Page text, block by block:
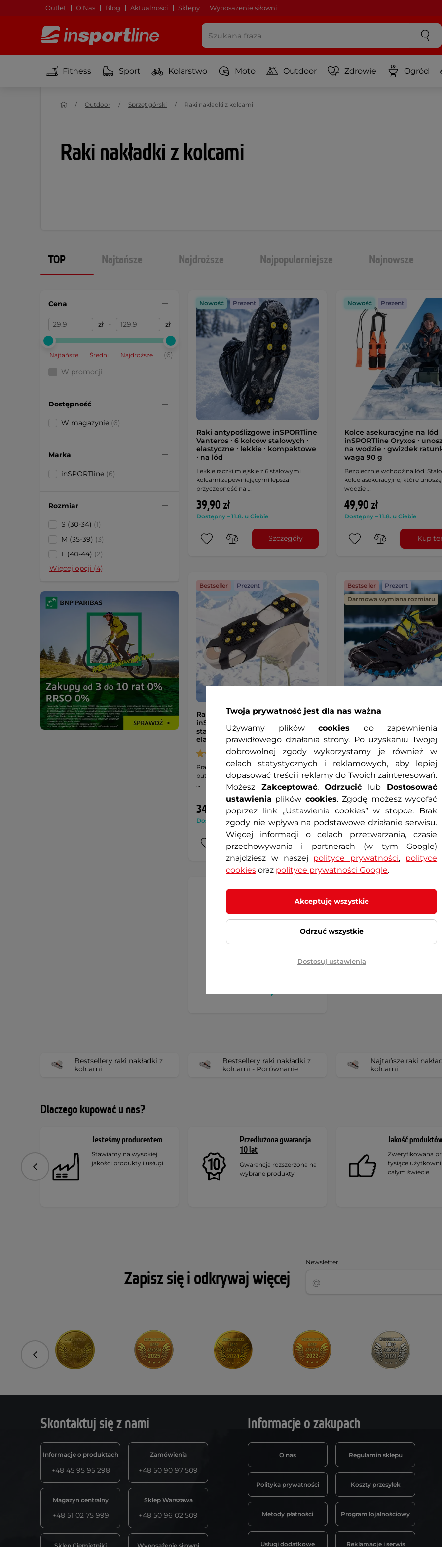
Outlet O Nas Blog Aktualności Sklepy Wyposażenie siłowni
Fitness Sport Kolarstwo Moto Outdoor Zdrowie Ogród
Raki nakładki z kolcami
Outdoor Sprzęt górski Raki nakładki z kolcami
TOP Najtańsze Najdroższe Najpopularniejsze Najnowsze
Cena
zł - zł
Najtańsze Średni Najdroższe
(6)
W promocji
Dostępność
W magazynie (6)
Marka
inSPORTline (6)
Rozmiar
S (30-34) (1)
M (35-39) (3)
L (40-44) (2)
Więcej opcji (4)
Nowość Prezent
Raki antypoślizgowe inSPORTline
Vanteros ∙ 6 kolców stalowych ∙
elastyczne ∙ lekkie ∙ kompaktowe
∙ na lód
Lekkie raczki miejskie z 6 stalowymi
kolcami zapewniającymi lepszą
przyczepność na …
39,90 zł
Dostępny – 11.8. u Ciebie
Szczegóły
Nowość Prezent
Kolce asekuracyjne na lód
inSPORTline Oryxos ∙
na wodzie ∙ gwizdek
waga 90 g
Bezpiecznie wchodź na lód!
kolce asekuracyjne, które unoszą
wodzie …
49,90 zł
Dostępny – 11.8. u Ciebie
Kup
Bestseller Prezent
Raki antypoślizgowe na buty
inSPORTline Harrack II ∙ 10
stalowych kolców ∙ waga 181 g ∙
elastyczne ∙ do każdego obuwia
4.9(49)
Praktyczne antypoślizgowe nakładki na
buty do miasta i parku, odpowiednie na
34,90 zł
Dostępny – 11.8. u Ciebie
Szczegóły
Bestseller
Prezent
Darmowa wymiana rozmiaru
Raki antypoślizgowe
Grint Premium ∙ 24 kolce
∙ elastyczne ∙ waga 388 g/szt
uniwersalne na buty
4.9(18)
Praktyczne raki antypoślizgowe,
mocowanie do buta,
wędrówek, …
129,90 zł
Dostępny – 11.8. u Ciebie
Doradzimy Ci
Bestsellery raki nakładki z
kolcami
Bestsellery raki nakładki z
kolcami - Porównanie
Najtańsze raki
kolcami
Dlaczego kupować u nas?
Jesteśmy producentem
Stawiamy na wysokiej
jakości produkty i usługi.
Przedłużona gwarancja
10 lat
Gwarancja rozszerzona na
wybrane produkty.
Jakość
Zweryfikowana
tysiące
całym świecie.
Poprzedni
Zapisz się i odkrywaj więcej
Newsletter
Poprzedni
Skontaktuj się z nami
Informacje o produktach
+48 45 95 95 298
Zamówienia
+48 50 90 97 509
Magazyn centralny
+48 51 02 75 999
Sklep Warszawa
+48 50 96 02 509
Sklep Ciemiętniki Wyposażenie siłowni
Informacje o zakupach
O nas Regulamin sklepu
Polityka prywatności Koszty przesyłek
Metody płatności Program lojalnościowy
Usługi dodatkowe Reklamacje i serwis
Twoja prywatność jest dla nas ważna
Używamy plików cookies do zapewnienia
prawidłowego działania strony. Po uzyskaniu Twojej
dobrowolnej zgody wykorzystamy je również w
celach statystycznych i reklamowych, aby lepiej
dopasować treści i reklamy do Twoich zainteresowań.
Możesz Zakceptować, Odrzucić lub Dostosować
ustawienia plików cookies. Zgodę możesz wycofać
poprzez link „Ustawienia cookies” w stopce. Brak
zgody nie wpływa na podstawowe działanie serwisu.
Więcej informacji o celach przetwarzania, czasie
przechowywania i partnerach (w tym Google)
znajdziesz w naszej polityce prywatności, polityce
cookies oraz polityce prywatności Google.
Akceptuję wszystkie
Odrzuć wszystkie
Dostosuj ustawienia